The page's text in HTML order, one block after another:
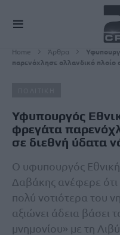
Home Άρθρα
παρενόχλησε ολλανδικό πλοίο
Υφυπoυργός
φρεγάτα
σε διεθνή ύδατα
Ο υφυπουργός
Δαβάκης ανέφερε ότι
πολύ νοτιότερα του
αξιώνει άδεια βάσει
μνημονίου» με τη